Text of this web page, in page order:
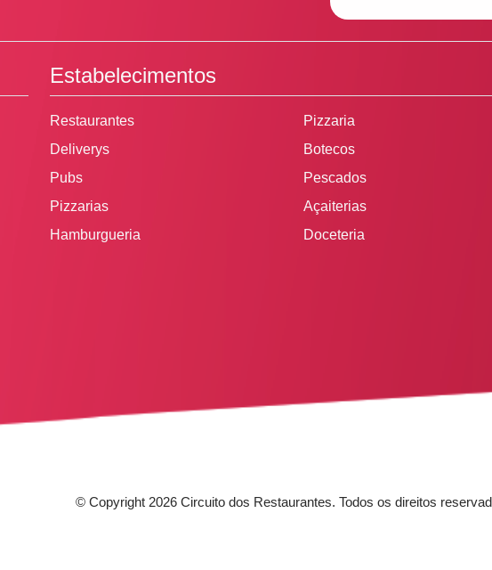
Estabelecimentos
Restaurantes
Deliverys
Pubs
Pizzarias
Hamburgueria
Pizzaria
Botecos
Pescados
Açaiterias
Doceteria
© Copyright 2026 Circuito dos Restaurantes. Todos os direitos